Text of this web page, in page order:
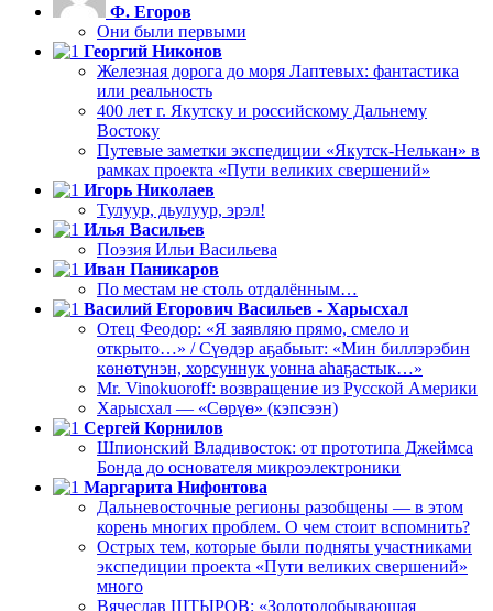
Ф. Егоров
Они были первыми
Георгий Никонов
Железная дорога до моря Лаптевых: фантастика
или реальность
400 лет г. Якутску и российскому Дальнему
Востоку
Путевые заметки экспедиции «Якутск-Нелькан» в
рамках проекта «Пути великих свершений»
Игорь Николаев
Тулуур, дьулуур, эрэл!
Илья Васильев
Поэзия Ильи Васильева
Иван Паникаров
По местам не столь отдалённым…
Василий Егорович Васильев - Харысхал
Отец Феодор: «Я заявляю прямо, смело и
открыто…» / Сүөдэр аҕабыыт: «Мин биллэрэбин
көнөтүнэн, хорсуннук уонна аһаҕастык…»
Mr. Vinokuoroff: возвращение из Русской Америки
Харысхал — «Сөрүө» (кэпсээн)
Сергей Корнилов
Шпионский Владивосток: от прототипа Джеймса
Бонда до основателя микроэлектроники
Маргарита Нифонтова
Дальневосточные регионы разобщены — в этом
корень многих проблем. О чем стоит вспомнить?
Острых тем, которые были подняты участниками
экспедиции проекта «Пути великих свершений»
много
Вячеслав ШТЫРОВ: «Золотодобывающая